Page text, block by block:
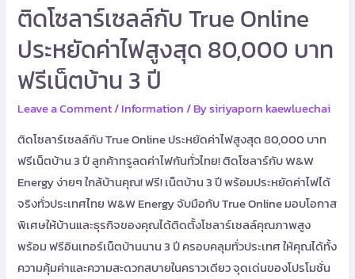
ติดโซลาร์เซลล์กับ True Online
ประหยัดค่าไฟสูงสุด 80,000 บาท
ฟรีเน็ตบ้าน 3 ปี
Leave a Comment/Information/ Bysiriyaporn kaewluechai
ติดโซลาร์เซลล์กับ True Online ประหยัดค่าไฟสูงสุด 80,000 บาท
ฟรีเน็ตบ้าน 3 ปี ลูกค้าทรูลดค่าไฟกันทั่วไทย! ติดโซลาร์กับ W&W
Energy ง่ายๆ ใกล้บ้านคุณ! ฟรี! เน็ตบ้าน 3 ปี พร้อมประหยัดค่าไฟได้
จริงทั่วประเทศไทย W&W Energy จับมือกับ True Online มอบโอกาส
พิเศษให้บ้านและธุรกิจของคุณได้ติดตั้งโซลาร์เซลล์คุณภาพสูง
พร้อม ฟรีอินเทอร์เน็ตบ้านนาน 3 ปี ครอบคลุมทั่วประเทศ ให้คุณได้ทั้ง
ความคุ้มค่าและความสะดวกสบายในคราวเดียว จุดเด่นของโปรโมชั่น
3